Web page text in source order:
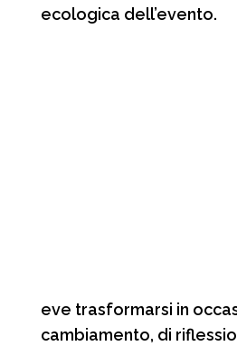
ecologica dell’evento.
eve trasformarsi in
cambiamento, di